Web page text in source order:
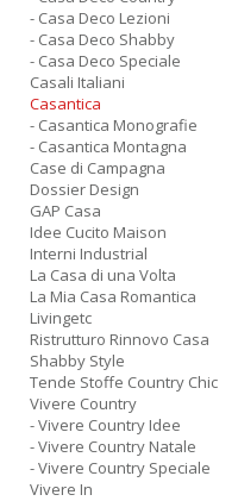
- Casa Deco Lezioni
- Casa Deco Shabby
- Casa Deco Speciale
Casali Italiani
Casantica
- Casantica Monografie
- Casantica Montagna
Case di Campagna
Dossier Design
GAP Casa
Idee Cucito Maison
Interni Industrial
La Casa di una Volta
La Mia Casa Romantica
Livingetc
Ristrutturo Rinnovo Casa
Shabby Style
Tende Stoffe Country Chic
Vivere Country
- Vivere Country Idee
- Vivere Country Natale
- Vivere Country Speciale
Vivere In